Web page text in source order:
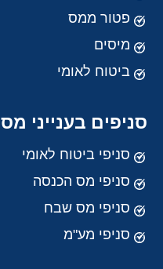
פטור ממס
מיסים
ביטוח לאומי
סניפים בענייני מס
סניפי ביטוח לאומי
סניפי מס הכנסה
סניפי מס שבח
סניפי מע"מ